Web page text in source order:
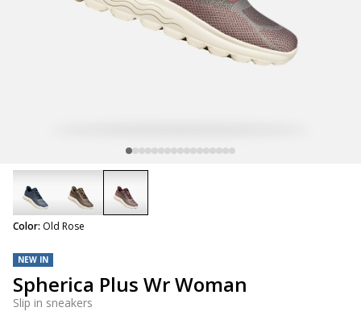
NEW IN
Spherica Plus Wr Woman
Slip in sneakers
Color: Old Rose